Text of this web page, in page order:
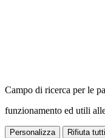
Campo di ricerca per le
funzionamento ed utili
Personalizza Rifiuta tutti